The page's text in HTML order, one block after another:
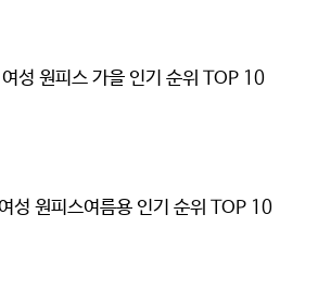
성 원피스 가을 인기 순위 TOP 10
성 원피스여름용 인기 순위 TOP 10